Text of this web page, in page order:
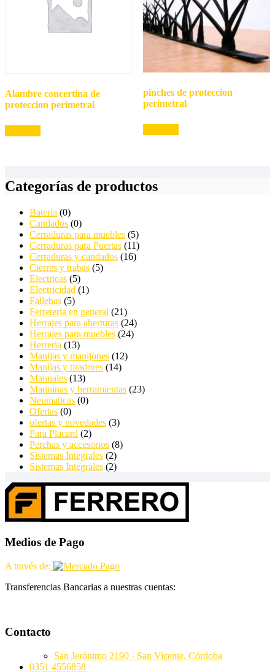
Alambre concertina de
proteccion perimetral
pinches de proteccion
perimetral
Categorías de productos
Bateria (0)
Candados (0)
Cerraduras para muebles (5)
Cerraduras para Puertas (11)
Cerraduras y candados (16)
Cierres y trabas (5)
Electricas (5)
Electricidad (1)
Fallebas (5)
Ferretería en general (21)
Herrajes para aberturas (24)
Herrajes para muebles (24)
Herreria (13)
Manijas y manijones (12)
Manijas y tiradores (14)
Manuales (13)
Maquinas y herramientas (23)
Neumaticas (0)
Ofertas (0)
ofertas y novedades (3)
Para Placard (2)
Perchas y accesorios (8)
Sistemas Integrales (2)
Sistemas Integrales (2)
Medios de Pago
A través de:
Transferencias Bancarias a nuestras cuentas:
Contacto
San Jerónimo 2190 - San Vicente, Córdoba
0351 4556858